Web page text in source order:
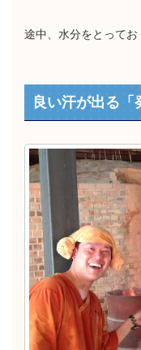
途中、水分をとってお
良い汗が出る「